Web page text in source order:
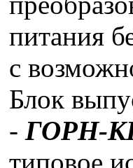
питания
с
Блок
- ГОРН-
типовое